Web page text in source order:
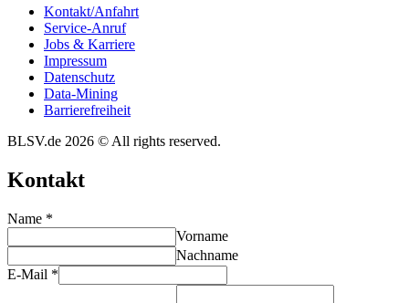
Kontakt/​​Anfahrt
Service-Anruf
Jobs & Karriere
Impres­sum
Daten­schutz
Data-Mining
Barrie­re­frei­heit
BLSV.de 2026 © All rights reserved.
Kontakt
Name *
Vorname
Nachname
E-Mail *